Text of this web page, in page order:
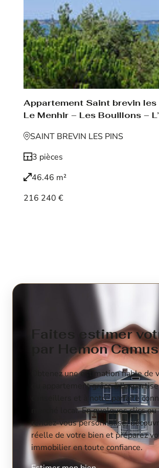
Appartement Saint brevin les
Le Menhir – Les Bouillons –
SAINT BREVIN LES PINS
3 pièces
46.46 m²
216 240 €
Faites estimer
par Hemon Camus
Obtenez une estimation fiable de
ou appartement grâce à
conseillers et à notre parfaite
marché local. En quelques clics ou
rendez-vous personnalisé,
réelle de votre bien et préparez
immobilier en toute confiance.